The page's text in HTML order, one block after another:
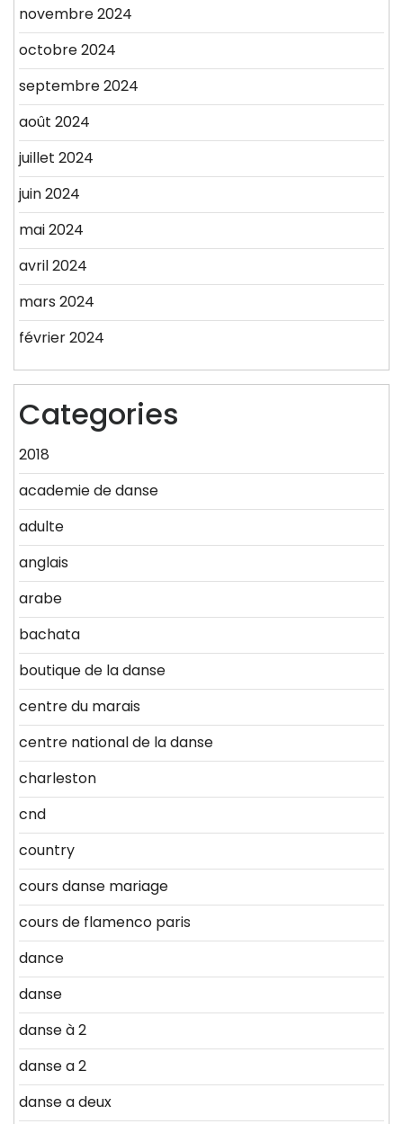
novembre 2024
octobre 2024
septembre 2024
août 2024
juillet 2024
juin 2024
mai 2024
avril 2024
mars 2024
février 2024
Categories
2018
academie de danse
adulte
anglais
arabe
bachata
boutique de la danse
centre du marais
centre national de la danse
charleston
cnd
country
cours danse mariage
cours de flamenco paris
dance
danse
danse à 2
danse a 2
danse a deux